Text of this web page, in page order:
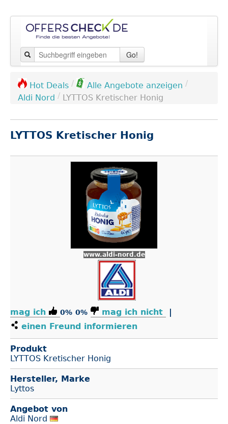
Go!
Hot Deals / Alle Angebote anzeigen /
Aldi Nord / LYTTOS Kretischer Honig
LYTTOS Kretischer Honig
www.aldi-nord.de
mag ich 0% 0% mag ich nicht
|
einen Freund informieren
Produkt
LYTTOS Kretischer Honig
Hersteller, Marke
Lyttos
Angebot von
Aldi Nord